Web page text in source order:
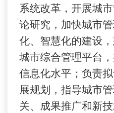
系统改革，开展城
论研究，加快城市
化、智慧化的建设
城市综合管理平台
信息化水平；负责
展规划，指导城市
关、成果推广和新